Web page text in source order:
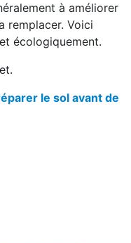
à améliorer
remplacer. Voici
écologiquement.
le sol avant de